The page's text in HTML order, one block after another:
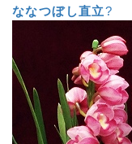
ななつぼし直立?